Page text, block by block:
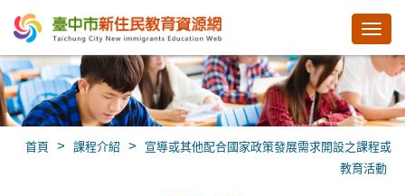
首頁 > 課程介紹 >
宣導或其他配合國家政策發展需求開設之課程或
教育活動